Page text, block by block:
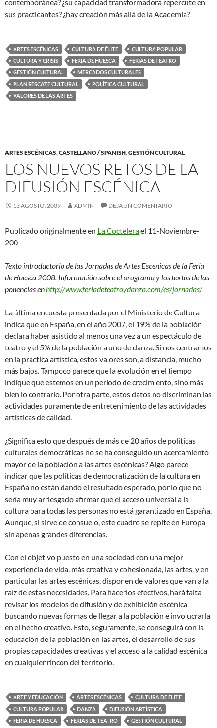
contemporánea? ¿su capacidad transformadora repercute en
sus practicantes? ¿hay creación más allá de la Academia?
ARTES ESCÉNICAS CULTURA DE ÉLITE
CULTURA POPULAR
CULTURA Y CRISIS
FERIA DE HUESCA
FERIAS DE TEATRO
GESTIÓN CULTURAL
MERCADOS CULTURALES
PLAN RESCATE CULTURAL
POLÍTICA CULTURAL
VALORES DE LAS ARTES
ARTES ESCÉNICAS,CASTELLANO / SPANISH,GESTIÓN CULTURAL
LOS NUEVOS RETOS DE LA
DIFUSIÓN ESCÉNICA
13 AGOSTO, 2009 ADMIN DEJA UN COMENTARIO
Publicado originalmente en La Coctelerael 11-Noviembre-
200
Texto introductorio de las Jornadas de Artes Escénicas de la Feria
de Huesca 2008. Información sobre el programa y los textos de las
ponencias en http://www.feriadeteatroydanza.com/es/jornadas/
La última encuesta presentada por el Ministerio de Cultura
indica que en España, en el año 2007, el 19% de la población
declara haber asistido al menos una vez a un espectáculo de
teatro y el 5% de la población a uno de danza. Si nos centramos
en la práctica artística, estos valores son, a distancia, mucho
más bajos. Tampoco parece que la evolución en el tiempo
indique que estemos en un periodo de crecimiento, sino más
bien lo contrario. Por otra parte, estos datos no discriminan las
actividades puramente de entretenimiento de las actividades
artísticas de calidad.
¿Significa esto que después de más de 20 años de políticas
culturales democráticas no se ha conseguido un acercamiento
mayor de la población a las artes escénicas? Algo parece
indicar que las políticas de democratización de la cultura en
España no están dando el resultado esperado, por lo que no
sería muy arriesgado afirmar que el acceso universal a la
cultura para todas las personas no está garantizado en España.
Aunque, si sirve de consuelo, este cuadro se repite en Europa
sin apenas grandes diferencias.
Con el objetivo puesto en una sociedad con una mejor
experiencia de vida, más creativa y cohesionada, las artes, y en
particular las artes escénicas, disponen de valores que van a la
raíz de estas necesidades. Para hacerlos efectivos, hará falta
revisar los modelos de difusión y de exhibición escénica
buscando nuevas formas de llegar a la población e involucrarla
en el hecho creativo. Esto, seguramente, se conseguirá con la
educación de la población en las artes, el desarrollo de sus
propias capacidades creativas y el acceso a la calidad escénica
en cualquier rincón del territorio.
ARTE Y EDUCACIÓN ARTES ESCÉNICAS
CULTURA DE ÉLITE
CULTURA POPULAR
DANZA
DIFUSIÓN ARTÍSTICA
FERIA DE HUESCA
FERIAS DE TEATRO
GESTIÓN CULTURAL